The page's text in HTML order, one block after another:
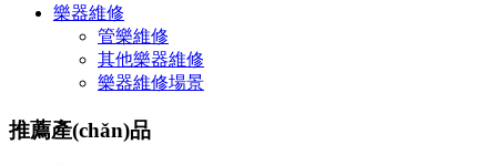
樂器維修
管樂維修
其他樂器維修
樂器維修場景
推薦產(chǎn)品